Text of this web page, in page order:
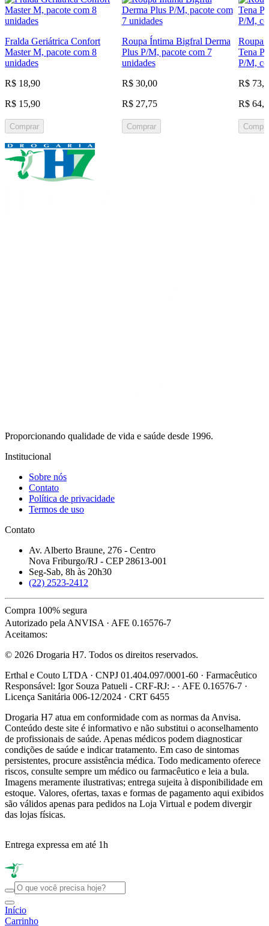
Fralda Geriátrica Confort
Master M, pacote com 8
unidades
R$ 18,90
R$ 15,90
Comprar
Roupa Íntima Bigfral Derma
Plus P/M, pacote com 7
unidades
R$ 30,00
R$ 27,75
Comprar
Roupa
Tena
P/M,
R$
R$
Proporcionando qualidade de vida e saúde desde 1996.
Institucional
Sobre nós
Contato
Política de privacidade
Termos de uso
Contato
Av. Alberto Braune, 276 - Centro
Nova Friburgo/RJ - CEP 28613-001
Seg-Sab, 8h às 20h30
(22) 2523-2412
Compra 100% segura
Autorizado pela ANVISA · AFE 0.16576-7
Aceitamos:
© 2026 Drogaria H7. Todos os direitos reservados.
Erthal e Couto LTDA · CNPJ 01.404.097/0001-60 · Farmacêutico
Responsável: Igor Souza Patueli - CRF-RJ: - · AFE 0.16576-7 ·
Licença Sanitária 006-12/2024 · CRT 6455
Drogaria H7 atua em conformidade com as normas da Anvisa.
Conteúdo deste site é informativo e não substitui o aconselhamento
de profissionais de saúde. Apenas médicos podem diagnosticar
condições de saúde e indicar tratamento. Em caso de sintomas
persistentes, procure assistência médica. Todo medicamento oferece
riscos, consulte sempre um médico ou farmacêutico e leia a bula.
Imagens meramente ilustrativas; entrega sujeita à disponibilidade em
estoque. Valores, ofertas, taxas e formas de pagamento aqui exibidos
são válidos apenas para pedidos na Loja Virtual e podem divergir
das lojas físicas.
Entrega expressa em até 1h
Início
Carrinho